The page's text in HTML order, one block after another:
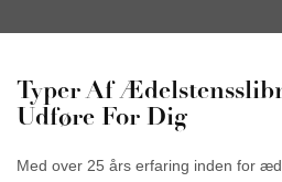
Typer Af
Udføre For Dig
Med over 25 års erfaring inden for